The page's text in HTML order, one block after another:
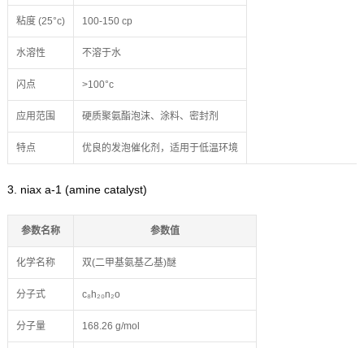
粘度 (25°c) 100-150 cp
水溶性 不溶于水
闪点 >100°c
应用范围 硬质聚氨酯泡沫、涂料、密封剂
特点 优良的发泡催化剂，适用于低温环境
3. niax a-1 (amine catalyst)
参数名称 参数值
化学名称 双(二甲基氨基乙基)醚
分子式 c₈h₂₀n₂o
分子量 168.26 g/mol